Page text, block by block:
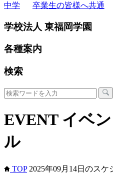
中学
卒業生の皆様へ共通
学校法人 東福岡学園
各種案内
検索
EVENT イベ
ル
TOP 2025年09月14日のスケ